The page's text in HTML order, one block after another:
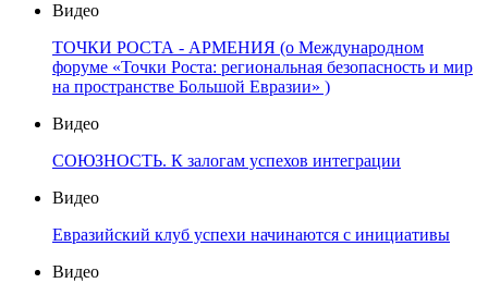
Видео
ТОЧКИ РОСТА - АРМЕНИЯ (о Международном
форуме «Точки Роста: региональная безопасность и мир
на пространстве Большой Евразии» )
Видео
СОЮЗНОСТЬ. К залогам успехов интеграции
Видео
Евразийский клуб успехи начинаются с инициативы
Видео